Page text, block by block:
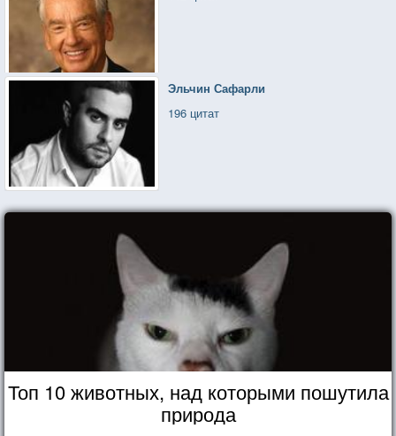
Эльчин Сафарли
196 цитат
Топ 10 животных, над которыми пошутила
природа